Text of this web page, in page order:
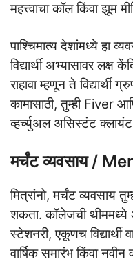
महत्त्वाचा कॉल किंवा झूम
पाश्चिमात्य देशांमध्ये हा
विद्यार्थी अभ्यासावर लक्ष
राहावा म्हणून ते विद्यार्थी
कामासाठी, तुम्ही Fiver
व्हर्च्युअल असिस्टंट
मर्चंट व्यवसाय /
मित्रांनो, मर्चंट
शकता. कॉलेजची थीममध्ये
स्टेशनरी, एकूणच विद्यार्थी
वार्षिक समारंभ किंवा नवीन